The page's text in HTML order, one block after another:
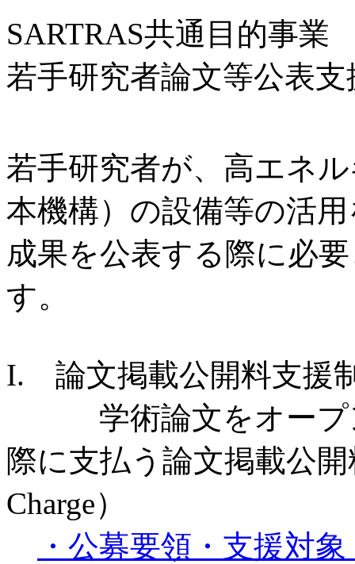
SARTRAS共通目的事業
若手研究者論文等公表
若手研究者が、高エネ
本機構）の設備等の活
成果を公表する際に必
す。
I. 論文掲載公開料支援
学術論文をオープン
際に支払う論文掲載公開
Charge）
・公募要領・支援対